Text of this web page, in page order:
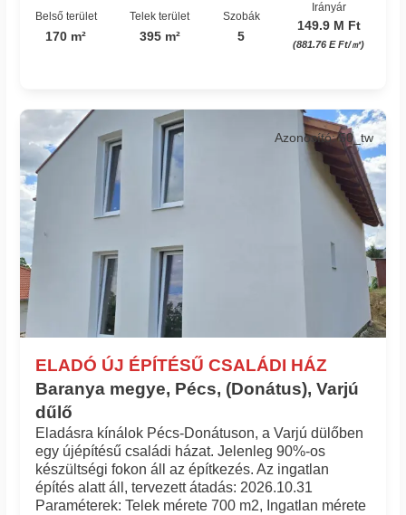
Belső terület
170 m²
Telek terület
395 m²
Szobák
5
Irányár
149.9 M Ft
(881.76 E Ft/㎡)
ELADÓ ÚJ ÉPÍTÉSŰ CSALÁDI HÁZ
Baranya megye, Pécs, (Donátus), Varjú
dűlő
Azonosító: 50_tw
Eladásra kínálok Pécs-Donátuson, a Varjú dülőben
egy újépítésű családi házat. Jelenleg 90%-os
készültségi fokon áll az építkezés. Az ingatlan
építés alatt áll, tervezett átadás: 2026.10.31
Paraméterek: Telek mérete 700 m2, Ingatlan mérete